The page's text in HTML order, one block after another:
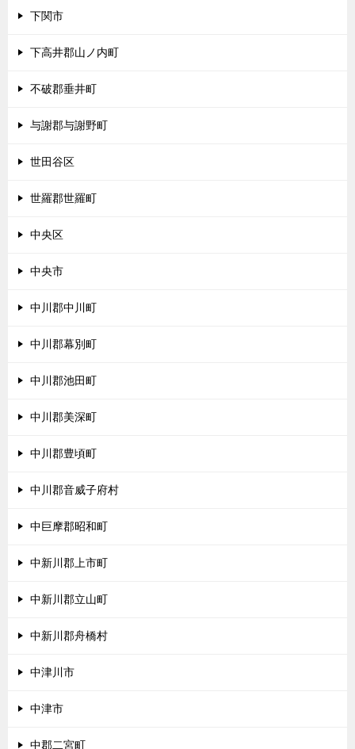
下関市
下高井郡山ノ内町
不破郡垂井町
与謝郡与謝野町
世田谷区
世羅郡世羅町
中央区
中央市
中川郡中川町
中川郡幕別町
中川郡池田町
中川郡美深町
中川郡豊頃町
中川郡音威子府村
中巨摩郡昭和町
中新川郡上市町
中新川郡立山町
中新川郡舟橋村
中津川市
中津市
中郡二宮町